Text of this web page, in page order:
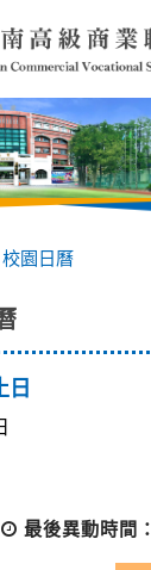
校園日曆
日
最後異動時間：